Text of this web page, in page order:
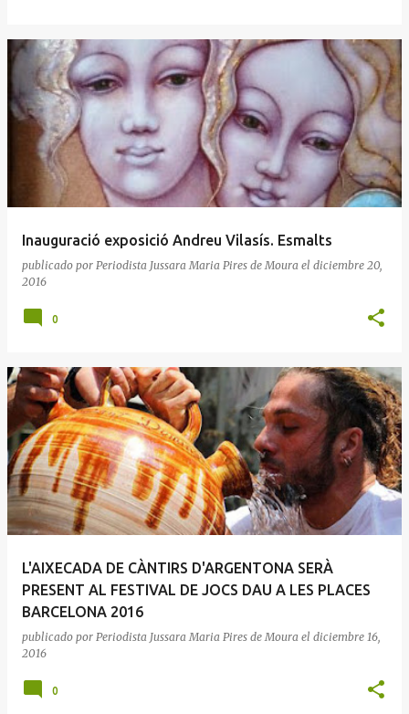
Inauguració exposició Andreu Vilasís. Esmalts
publicado por Periodista Jussara Maria Pires de Moura el diciembre 20,
2016
0
L'AIXECADA DE CÀNTIRS D'ARGENTONA SERÀ
PRESENT AL FESTIVAL DE JOCS DAU A LES PLACES
BARCELONA 2016
publicado por Periodista Jussara Maria Pires de Moura el diciembre 16,
2016
0